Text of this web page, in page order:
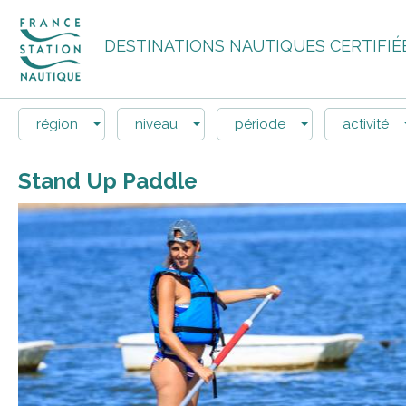
DESTINATIONS NAUTIQUES
région niveau période activité
Stand Up Paddle